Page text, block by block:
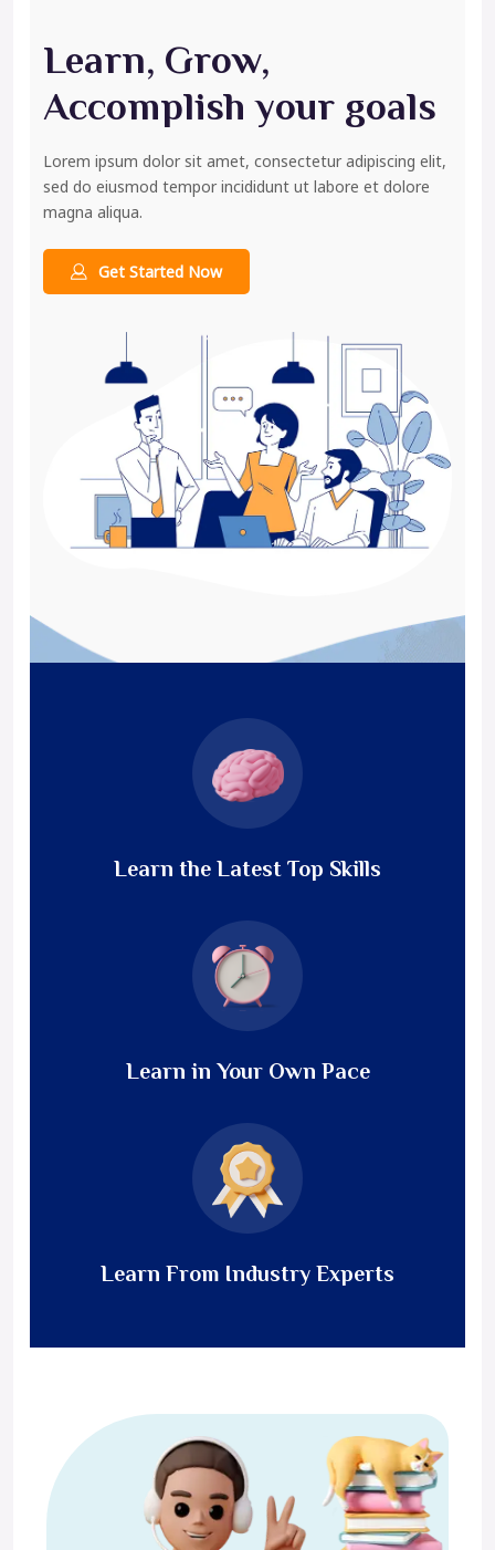
Learn, Grow,
Accomplish your goals
Lorem ipsum dolor sit amet, consectetur adipiscing elit,
sed do eiusmod tempor incididunt ut labore et dolore
magna aliqua.
Get Started Now
Learn the Latest Top Skills
Learn in Your Own Pace
Learn From Industry Experts